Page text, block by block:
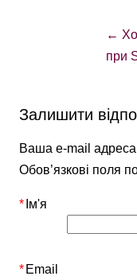
←
при
Залишити
Ваша e-mail
Обов’язкові поля
Ім'я
*
Email
*